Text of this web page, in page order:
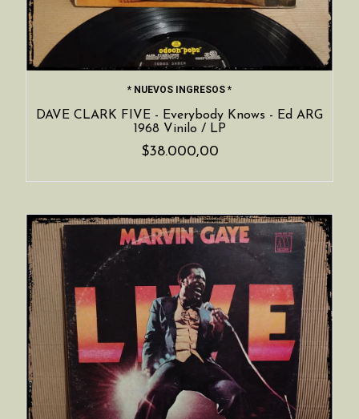
* NUEVOS INGRESOS *
DAVE CLARK FIVE - Everybody Knows - Ed ARG
1968 Vinilo / LP
$38.000,00